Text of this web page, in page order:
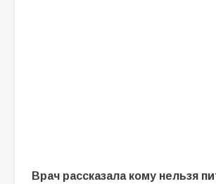
Врач рассказала кому нельзя